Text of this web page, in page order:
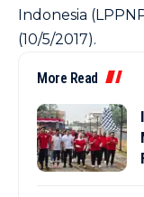
Indonesia
(10/5/2017).
More Read